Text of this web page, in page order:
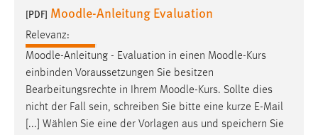
[PDF] Moodle-Anleitung Evaluation
Relevanz:
Moodle-Anleitung - Evaluation in einen Moodle-Kurs
einbinden Voraussetzungen Sie besitzen
Bearbeitungsrechte in Ihrem Moodle-Kurs. Sollte dies
nicht der Fall sein, schreiben Sie bitte eine kurze E-Mail
[...] Wählen Sie eine der Vorlagen aus und speichern Sie
_pk_ref, _pk_cvar, _pk_id, _pk_ses
Zweck:
Zugriffsstatistik
Cookie Laufzeit:
Max. 13 Monate